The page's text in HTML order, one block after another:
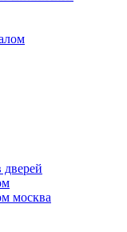
дверей
москва